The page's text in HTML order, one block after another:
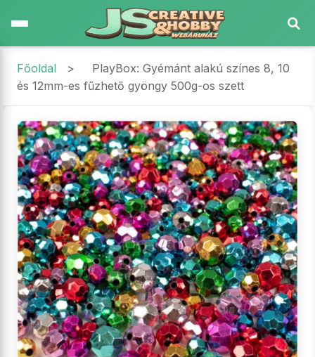
Főoldal >
PlayBox: Gyémánt alakú színes 8, 10
és 12mm-es fűzhető gyöngy 500g-os szett